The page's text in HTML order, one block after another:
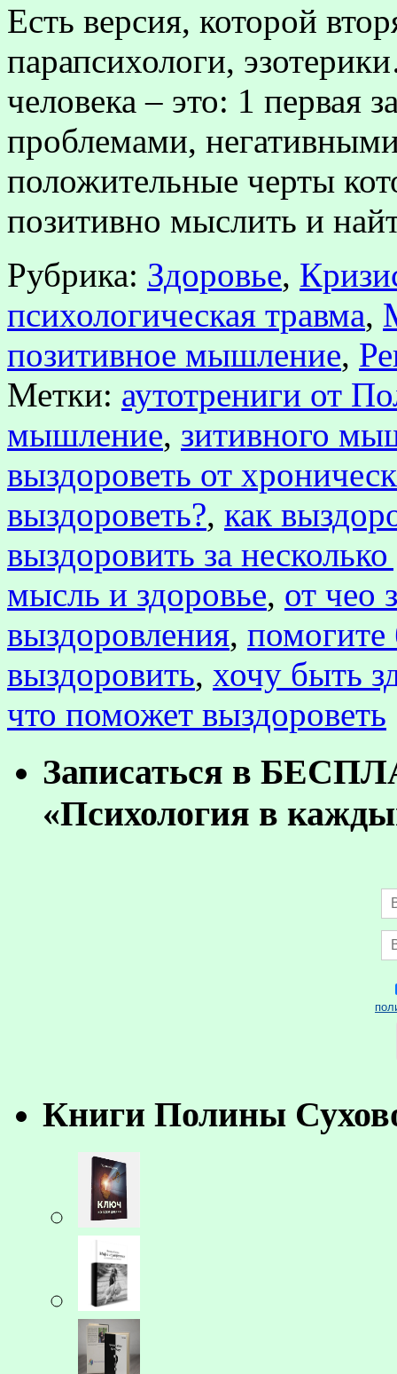
Есть версия, которой
парапсихологи,
человека – это: 1 первая
проблемами,
положительные черты
позитивно мыслить и
Рубрика: Здоровье,
психологическая травма,
позитивное мышление,
Метки: аутотрениги от
мышление, зитивного
выздороветь от
выздороветь?, как
выздоровить за
мысль и здоровье, от чео
выздоровления,
выздоровить, хочу быть
что поможет выздороветь
Записаться в
«Психология в
Книги Полины